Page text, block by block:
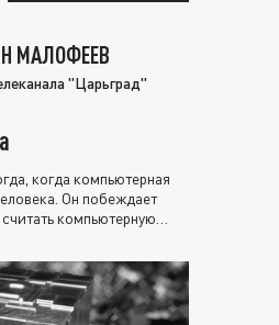
МАЛОФЕЕВ
"Царьград"
когда компьютерная
Он побеждает
компьютерную